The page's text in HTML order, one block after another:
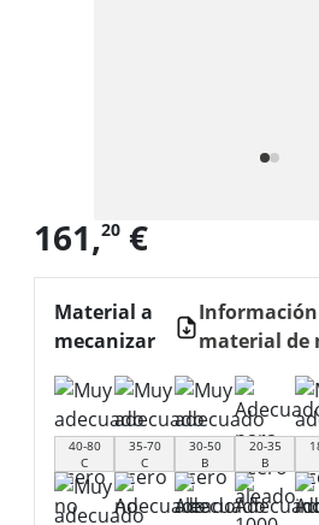
161,20 €
Material a
mecanizar
Información
material de
40-80
C
35-70
C
30-50
B
20-35
B